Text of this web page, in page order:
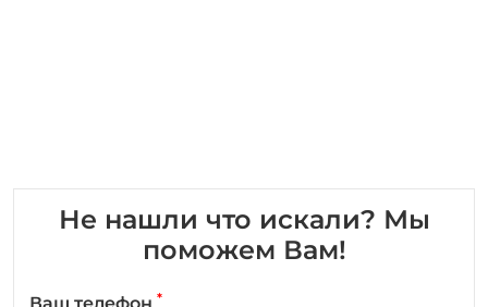
Не нашли что искали? Мы
поможем Вам!
*